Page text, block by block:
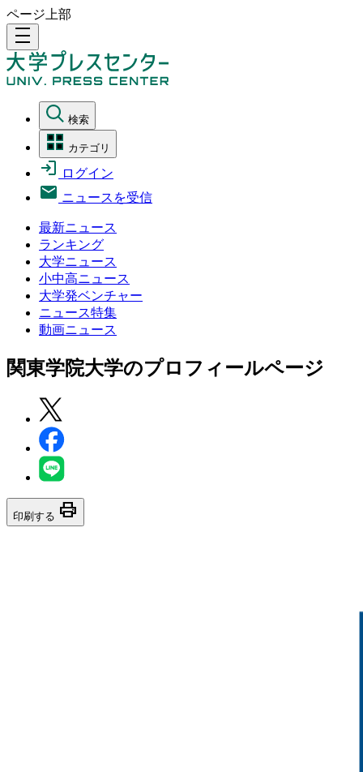
ページ上部
density_medium
検索
カテゴリ
ログイン
ニュースを受信
最新ニュース
ランキング
大学ニュース
小中高ニュース
大学発ベンチャー
ニュース特集
動画ニュース
関東学院大学のプロフィールページ
印刷する print